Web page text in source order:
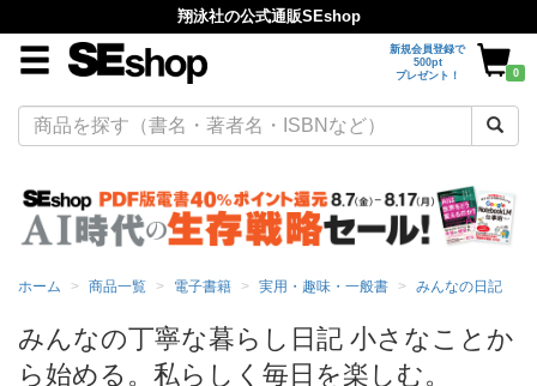
翔泳社の公式通販SEshop
新規会員登録で
500pt
プレゼント！
0
ホーム 商品一覧 電子書籍 実用・趣味・一般書 みんなの日記
みんなの丁寧な暮らし日記 小さなことか
ら始める。私らしく毎日を楽しむ。